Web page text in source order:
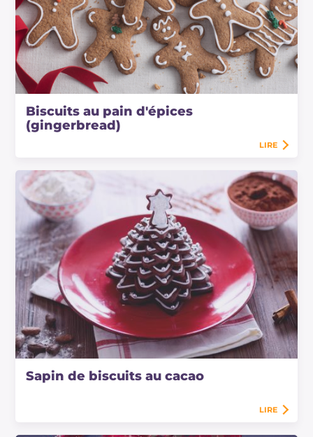
Biscuits au pain d'épices
(gingerbread)
LIRE
Sapin de biscuits au cacao
LIRE